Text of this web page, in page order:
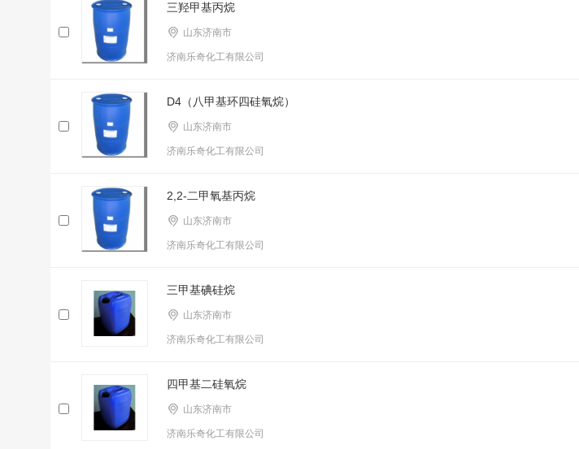
三羟甲基丙烷
山东济南市
济南乐奇化工有限公司
D4（八甲基环四硅氧烷）
山东济南市
济南乐奇化工有限公司
2,2-二甲氧基丙烷
山东济南市
济南乐奇化工有限公司
三甲基碘硅烷
山东济南市
济南乐奇化工有限公司
四甲基二硅氧烷
山东济南市
济南乐奇化工有限公司